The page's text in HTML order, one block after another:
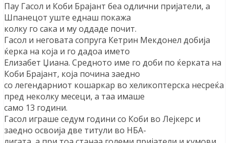
Пау Гасол и Коби Брајант беа одлични пријатели, а
Шпанецот уште еднаш покажа
колку го сака и му оддаде почит.
Гасол и неговата сопруга Кетрин Мекдонел добија
ќерка на која и го дадоа името
Елизабет Џиана. Средното име го доби по ќерката на
Коби Брајант, која почина заедно
со легендарниот кошаркар во хеликоптерска несреќа
пред неколку месеци, а таа имаше
само 13 години.
Гасол играше седум години со Коби во Лејкерс и
заедно освоија две титули во НБА-